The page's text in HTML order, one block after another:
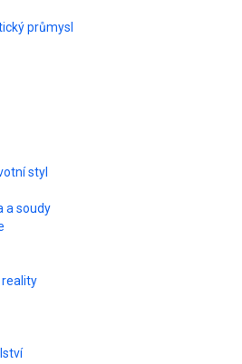
průmysl
styl
a soudy
reality